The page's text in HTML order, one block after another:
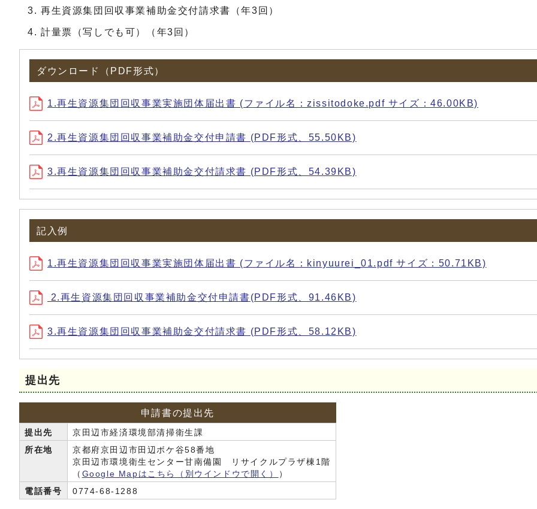
再生資源集団回収事業補助金交付請求書（年3回）
計量票（写しでも可）（年3回）
ダウンロード（PDF形式）
1.再生資源集団回収事業実施団体届出書 (ファイル名：zissitodoke.pdf サイズ：46.00KB)
2.再生資源集団回収事業補助金交付申請書 (PDF形式、55.50KB)
3.再生資源集団回収事業補助金交付請求書 (PDF形式、54.39KB)
記入例
1.再生資源集団回収事業実施団体届出書 (ファイル名：kinyuurei_01.pdf サイズ：50.71KB)
2.再生資源集団回収事業補助金交付申請書(PDF形式、91.46KB)
3.再生資源集団回収事業補助金交付請求書 (PDF形式、58.12KB)
提出先
申請書の提出先
提出先
京田辺市経済環境部清掃衛生課
所在地
京都府京田辺市田辺ボケ谷58番地
京田辺市環境衛生センター甘南備園 リサイクルプラザ棟1階
（ Google Mapはこちら （別ウインドウで開く）
）
電話番号
0774-68-1288